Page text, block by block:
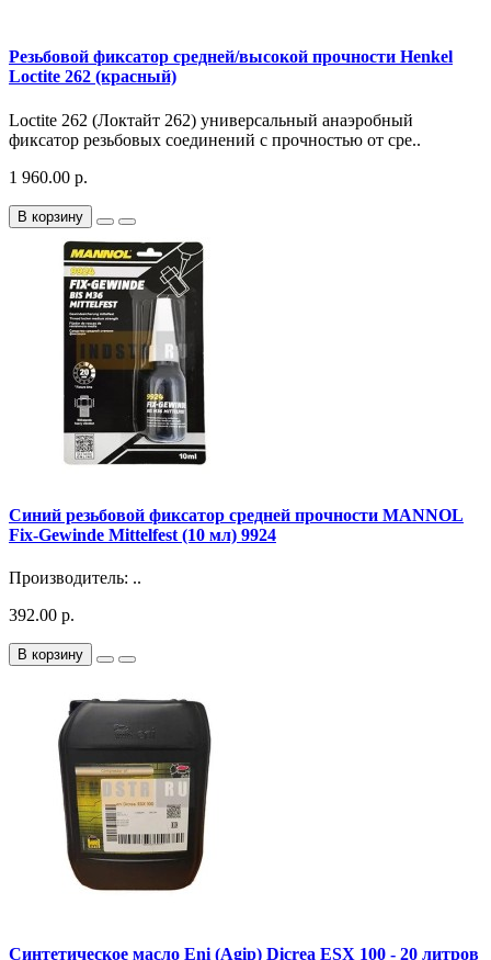
Резьбовой фиксатор средней/высокой прочности Henkel
Loctite 262 (красный)
Loctite 262 (Локтайт 262) универсальный анаэробный
фиксатор резьбовых соединений с прочностью от сре..
1 960.00 р.
В корзину
Синий резьбовой фиксатор средней прочности MANNOL
Fix-Gewinde Mittelfest (10 мл) 9924
Производитель: ..
392.00 р.
В корзину
Синтетическое масло Eni (Agip) Dicrea ESX 100 - 20 литров